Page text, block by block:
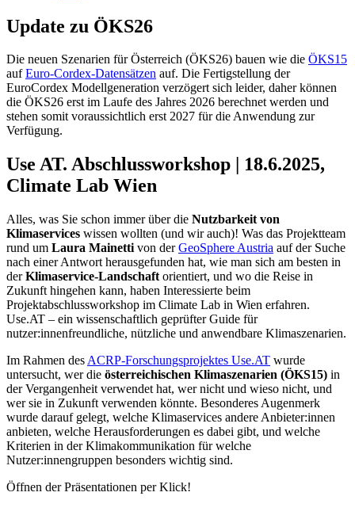
Update zu ÖKS26
Die neuen Szenarien für Österreich (ÖKS26) bauen wie die ÖKS15
aufEuro-Cordex-Datensätzen auf. Die Fertigstellung der
EuroCordex Modellgeneration verzögert sich leider, daher können
die ÖKS26 erst im Laufe des Jahres 2026 berechnet werden und
stehen somit voraussichtlich erst 2027 für die Anwendung zur
Verfügung.
Use AT. Abschlussworkshop
18.6.2025,
Climate Lab Wien
Alles, was Sie schon immer über die Nutzbarkeit von
Klimaservices wissen wollten (und wir auch)! Was das Projektteam
rund um Laura Mainetti von derGeoSphere Austria auf der Suche
nach einer Antwort herausgefunden hat, wie man sich am besten in
derKlimaservice-Landschaft orientiert, und wo die Reise in
Zukunft hingehen kann, haben Interessierte beim
Projektabschlussworkshop im Climate Lab in Wien erfahren.
Use.AT – ein wissenschaftlich geprüfter Guide für
nutzer:innenfreundliche, nützliche und anwendbare Klimaszenarien.
Im Rahmen des ACRP-Forschungsprojektes Use.AT wurde
untersucht, wer die österreichischen Klimaszenarien (ÖKS15) in
der Vergangenheit verwendet hat, wer nicht und wieso nicht, und
wer sie in Zukunft verwenden könnte. Besonderes Augenmerk
wurde darauf gelegt, welche Klimaservices andere Anbieter:innen
anbieten, welche Herausforderungen es dabei gibt, und welche
Kriterien in der Klimakommunikation für welche
Nutzer:innengruppen besonders wichtig sind.
Öffnen der Präsentationen per Klick!